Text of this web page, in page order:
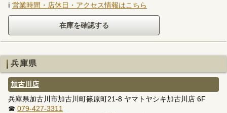
ℹ 営業時間・店休日・アクセス情報はこちら
兵庫県
加古川店
兵庫県加古川市加古川町篠原町21-8 ヤマトヤシキ加古川店 6F
☎ 079-427-3311